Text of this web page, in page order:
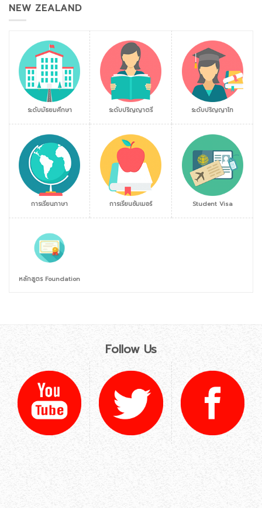
NEW ZEALAND
ระดับมัธยมศึกษา ระดับปริญญาตรี ระดับปริญญาโท
การเรียนภาษา การเรียนซัมเมอร์ Student Visa
หลักสูตร Foundation
Follow Us